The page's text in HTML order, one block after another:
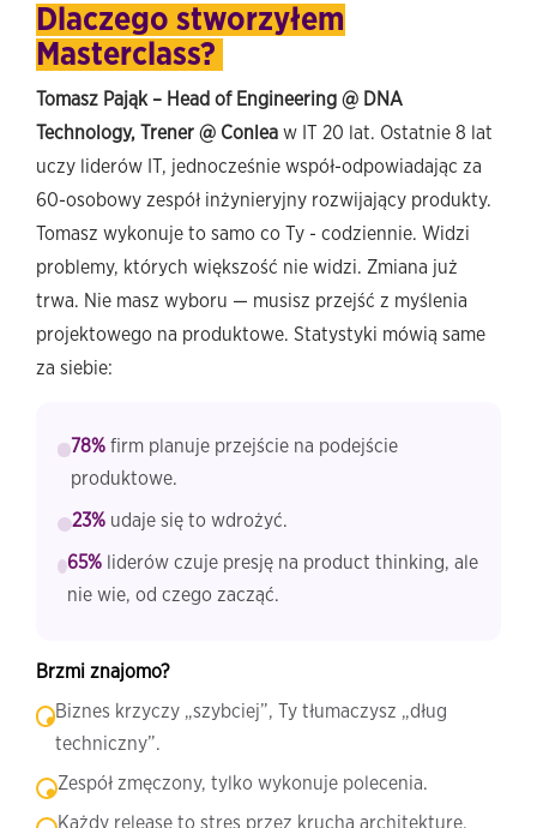
Dlaczego stworzyłem
Masterclass?
Tomasz Pająk – Head of Engineering @ DNA
Technology, Trener @ Conlea w IT 20 lat. Ostatnie 8 lat
uczy liderów IT, jednocześnie współ-odpowiadając za
60-osobowy zespół inżynieryjny rozwijający produkty.
Tomasz wykonuje to samo co Ty - codziennie. Widzi
problemy, których większość nie widzi. Zmiana już
trwa. Nie masz wyboru — musisz przejść z myślenia
projektowego na produktowe. Statystyki mówią same
za siebie:
78% firm planuje przejście na podejście
produktowe.
23% udaje się to wdrożyć.
65%liderów czuje presję na product thinking, ale
nie wie, od czego zacząć.
Brzmi znajomo?
Biznes krzyczy „szybciej”, Ty tłumaczysz „dług
techniczny”.
Zespół zmęczony, tylko wykonuje polecenia.
Każdy release to stres przez kruchą architekturę.